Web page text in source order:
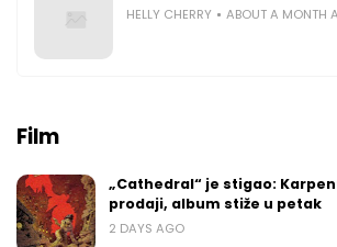
HELLY CHERRY ABOUT A MONTH
Film
„Cathedral“ je stigao:
prodaji, album stiže u petak
2 DAYS AGO